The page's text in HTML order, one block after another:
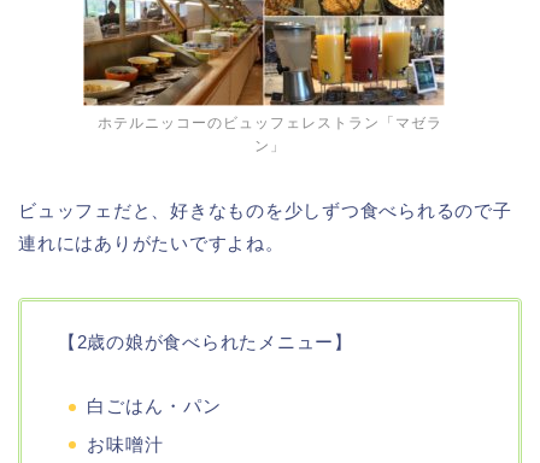
ホテルニッコーのビュッフェレストラン「マゼラ
ン」
ビュッフェだと、好きなものを少しずつ食べられるので子
連れにはありがたいですよね。
【2歳の娘が食べられたメニュー】
白ごはん・パン
お味噌汁